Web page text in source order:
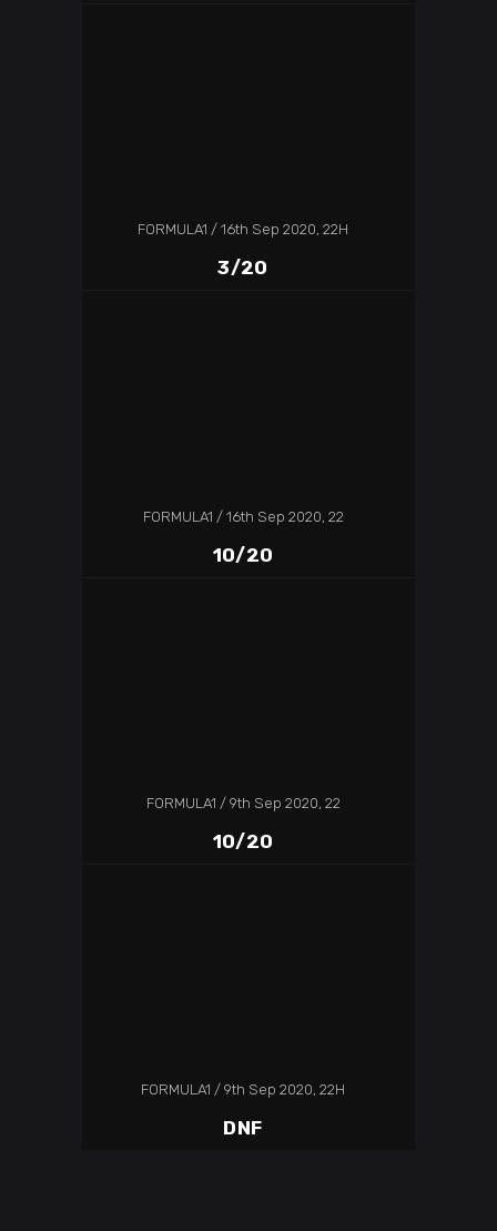
FORMULA1 16th Sep 2020, 22H
3/20
FORMULA1 16th Sep 2020, 22
10/20
FORMULA1 9th Sep 2020, 22
10/20
FORMULA1 9th Sep 2020, 22H
DNF